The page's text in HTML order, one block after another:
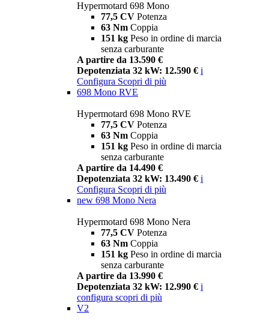
Hypermotard 698 Mono
77,5 CV Potenza
63 Nm Coppia
151 kg Peso in ordine di marcia
senza carburante
A partire da 13.590 €
Depotenziata 32 kW: 12.590 € i
Configura Scopri di più
698 Mono RVE
Hypermotard 698 Mono RVE
77,5 CV Potenza
63 Nm Coppia
151 kg Peso in ordine di marcia
senza carburante
A partire da 14.490 €
Depotenziata 32 kW: 13.490 € i
Configura Scopri di più
new 698 Mono Nera
Hypermotard 698 Mono Nera
77,5 CV Potenza
63 Nm Coppia
151 kg Peso in ordine di marcia
senza carburante
A partire da 13.990 €
Depotenziata 32 kW: 12.990 € i
configura scopri di più
V2